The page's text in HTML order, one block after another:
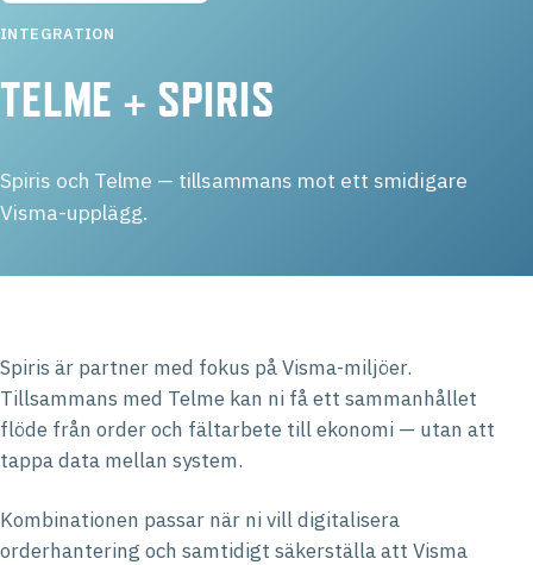
INTEGRATION
TELME + SPIRIS
Spiris och Telme — tillsammans mot ett smidigare
Visma-upplägg.
Spiris är partner med fokus på Visma-miljöer.
Tillsammans med Telme kan ni få ett sammanhållet
flöde från order och fältarbete till ekonomi — utan att
tappa data mellan system.
Kombinationen passar när ni vill digitalisera
orderhantering och samtidigt säkerställa att Visma